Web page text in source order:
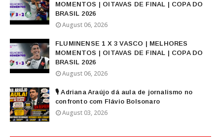
MOMENTOS | OITAVAS DE FINAL | COPA DO
BRASIL 2026
August 06, 2026
FLUMINENSE 1 X 3 VASCO | MELHORES
MOMENTOS | OITAVAS DE FINAL | COPA DO
BRASIL 2026
August 06, 2026
🎙️ Adriana Araújo dá aula de jornalismo no
confronto com Flávio Bolsonaro
August 03, 2026